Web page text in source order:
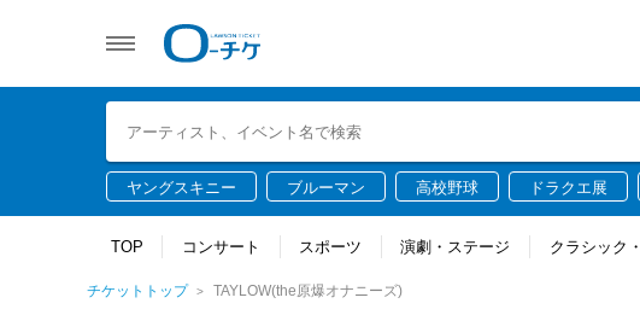
ヤングスキニー ブルーマン 高校野球 ドラクエ展
TOP コンサート スポーツ 演劇・ステージ クラシック
チケットトップ TAYLOW(the原爆オナニーズ)